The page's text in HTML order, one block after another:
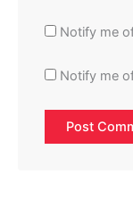
Notify me
Notify me